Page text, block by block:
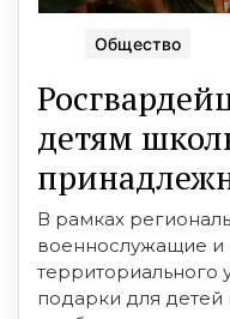
Общество
детям
В рамках
военнослужащие и
территориального
подарки для детей